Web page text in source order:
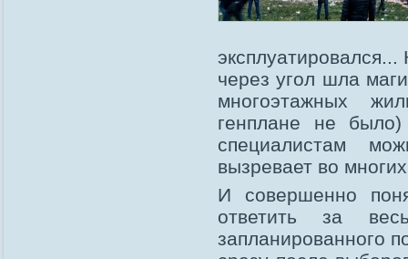
через угол шла
многоэтажных
генплане не
специалистам
вызревает во
И совершенно
ответить за
запланированного